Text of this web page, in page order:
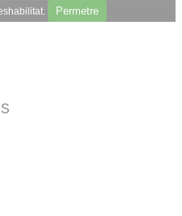
Permetre